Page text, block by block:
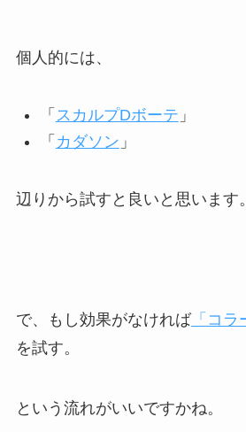
個人的には、
「 スカルプDボーテ 」
「 カダソン 」
辺りから試すと良いと思います。
で、もし効果がなければ「コラ
を試す。
という流れがいいですかね。